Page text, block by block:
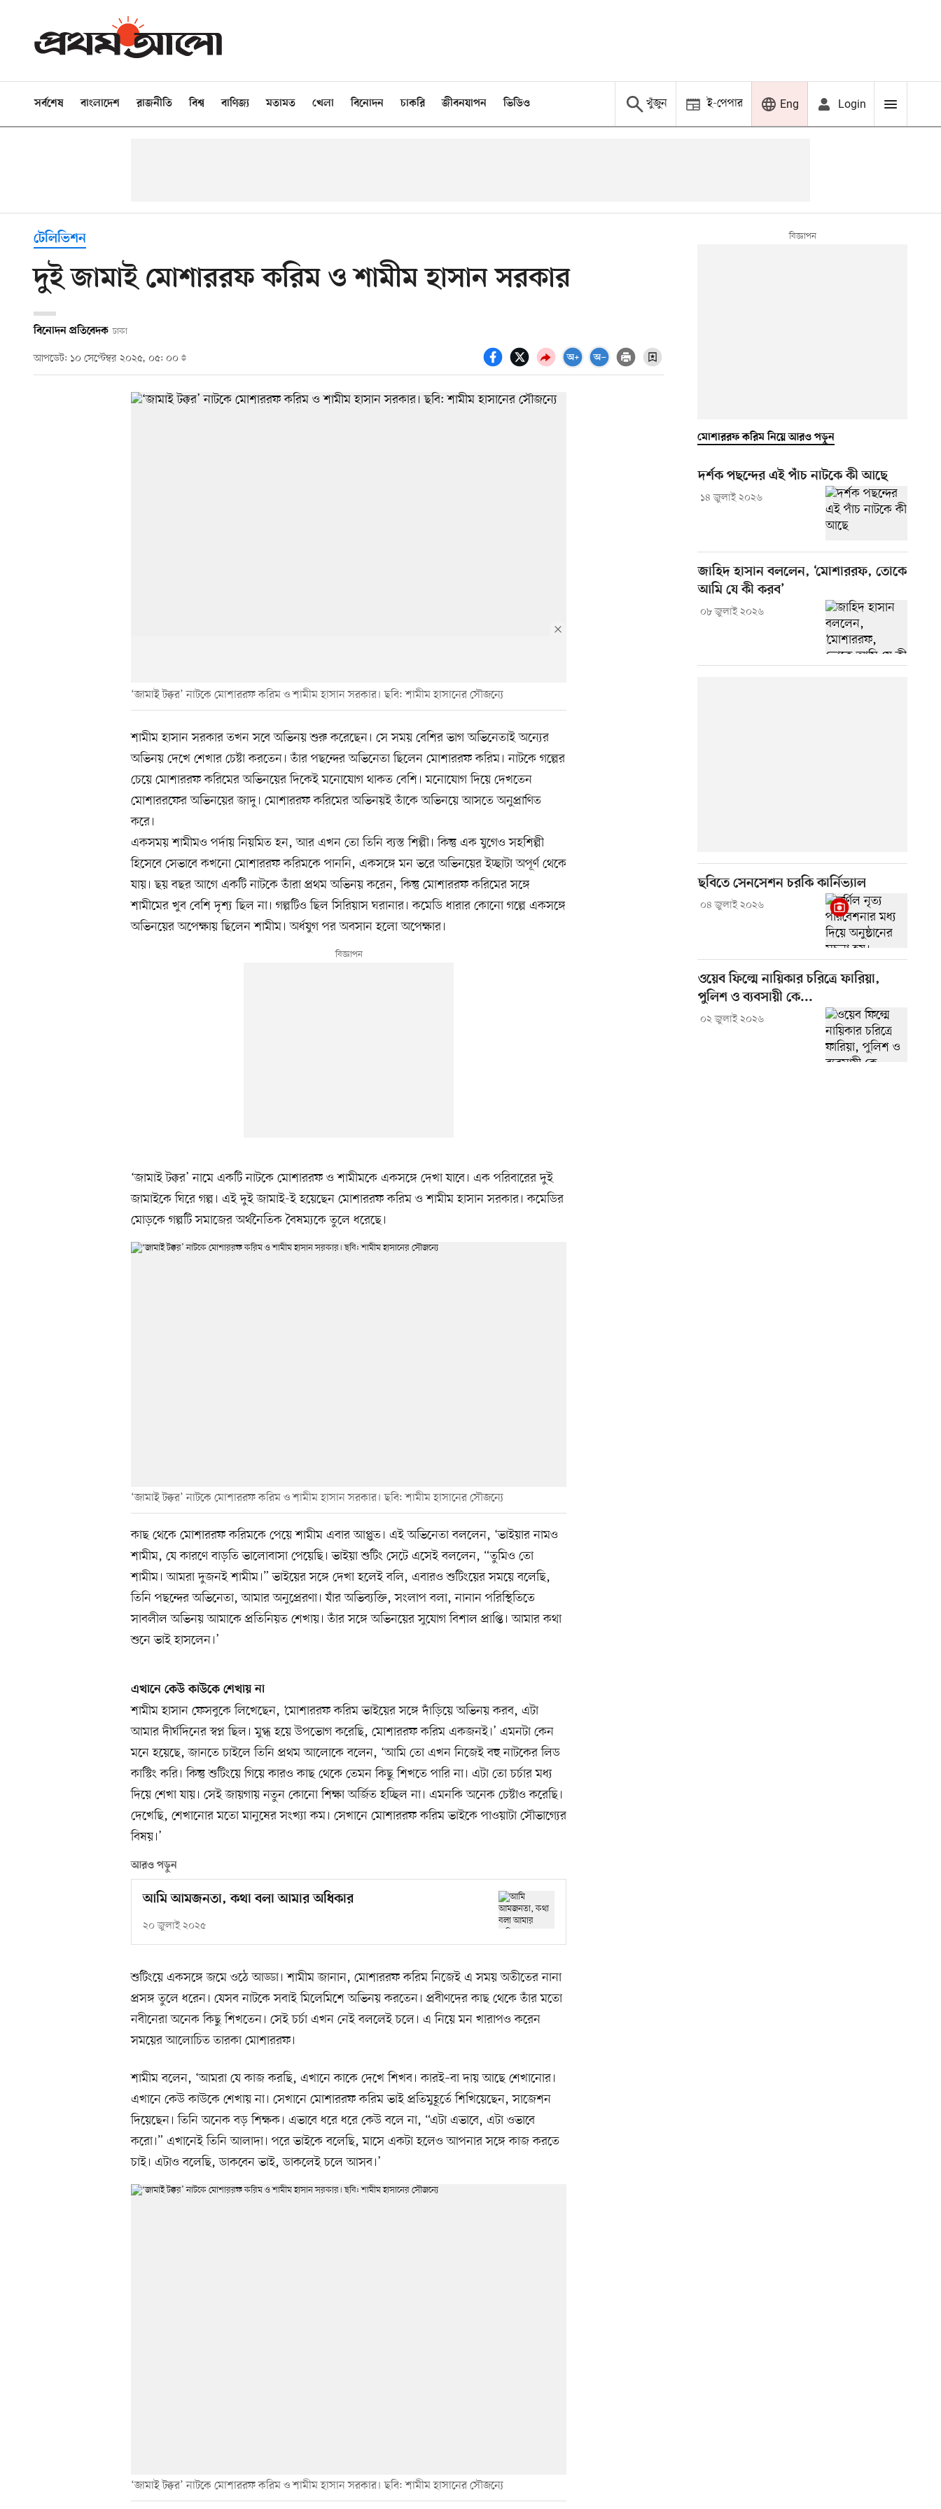
সর্বশেষ বাংলাদেশ রাজনীতি বিশ্ব বাণিজ্য মতামত খেলা বিনোদন চাকরি জীবনযাপন ভিডিও খুঁজুন ই-পেপার Eng Login
টেলিভিশন
দুই জামাই মোশাররফ করিম ও শামীম হাসান সরকার
বিনোদন প্রতিবেদক ঢাকা
আপডেট: ১০ সেপ্টেম্বর ২০২৫, ০৫: ০০
‘জামাই টক্কর’ নাটকে মোশাররফ করিম ও শামীম হাসান সরকার। ছবি: শামীম হাসানের সৌজন্যে
শামীম হাসান সরকার তখন সবে অভিনয় শুরু করেছেন। সে সময় বেশির ভাগ অভিনেতাই অন্যের
অভিনয় দেখে শেখার চেষ্টা করতেন। তাঁর পছন্দের অভিনেতা ছিলেন মোশাররফ করিম। নাটকে গল্পের
চেয়ে মোশাররফ করিমের অভিনয়ের দিকেই মনোযোগ থাকত বেশি। মনোযোগ দিয়ে দেখতেন
মোশাররফের অভিনয়ের জাদু। মোশাররফ করিমের অভিনয়ই তাঁকে অভিনয়ে আসতে অনুপ্রাণিত
করে।
একসময় শামীমও পর্দায় নিয়মিত হন, আর এখন তো তিনি ব্যস্ত শিল্পী। কিন্তু এক যুগেও সহশিল্পী
হিসেবে সেভাবে কখনো মোশাররফ করিমকে পাননি, একসঙ্গে মন ভরে অভিনয়ের ইচ্ছাটা অপূর্ণ থেকে
যায়। ছয় বছর আগে একটি নাটকে তাঁরা প্রথম অভিনয় করেন, কিন্তু মোশাররফ করিমের সঙ্গে
শামীমের খুব বেশি দৃশ্য ছিল না। গল্পটিও ছিল সিরিয়াস ঘরানার। কমেডি ধারার কোনো গল্পে একসঙ্গে
অভিনয়ের অপেক্ষায় ছিলেন শামীম। অর্ধযুগ পর অবসান হলো অপেক্ষার।
‘জামাই টক্কর’ নামে একটি নাটকে মোশাররফ ও শামীমকে একসঙ্গে দেখা যাবে। এক পরিবারের দুই
জামাইকে ঘিরে গল্প। এই দুই জামাই-ই হয়েছেন মোশাররফ করিম ও শামীম হাসান সরকার। কমেডির
মোড়কে গল্পটি সমাজের অর্থনৈতিক বৈষম্যকে তুলে ধরেছে।
‘জামাই টক্কর’ নাটকে মোশাররফ করিম ও শামীম হাসান সরকার। ছবি: শামীম হাসানের সৌজন্যে
কাছ থেকে মোশাররফ করিমকে পেয়ে শামীম এবার আপ্লুত। এই অভিনেতা বললেন, ‘ভাইয়ার নামও
শামীম, যে কারণে বাড়তি ভালোবাসা পেয়েছি। ভাইয়া শুটিং সেটে এসেই বললেন, “তুমিও তো
শামীম। আমরা দুজনই শামীম।” ভাইয়ের সঙ্গে দেখা হলেই বলি, এবারও শুটিংয়ের সময়ে বলেছি,
তিনি পছন্দের অভিনেতা, আমার অনুপ্রেরণা। যাঁর অভিব্যক্তি, সংলাপ বলা, নানান পরিস্থিতিতে
সাবলীল অভিনয় আমাকে প্রতিনিয়ত শেখায়। তাঁর সঙ্গে অভিনয়ের সুযোগ বিশাল প্রাপ্তি। আমার কথা
শুনে ভাই হাসলেন।’
এখানে কেউ কাউকে শেখায় না
শামীম হাসান ফেসবুকে লিখেছেন, ‘মোশাররফ করিম ভাইয়ের সঙ্গে দাঁড়িয়ে অভিনয় করব, এটা
আমার দীর্ঘদিনের স্বপ্ন ছিল। মুগ্ধ হয়ে উপভোগ করেছি, মোশাররফ করিম একজনই।’ এমনটা কেন
মনে হয়েছে, জানতে চাইলে তিনি প্রথম আলোকে বলেন, ‘আমি তো এখন নিজেই বহু নাটকের লিড
কাস্টিং করি। কিন্তু শুটিংয়ে গিয়ে কারও কাছ থেকে তেমন কিছু শিখতে পারি না। এটা তো চর্চার মধ্য
দিয়ে শেখা যায়। সেই জায়গায় নতুন কোনো শিক্ষা অর্জিত হচ্ছিল না। এমনকি অনেক চেষ্টাও করেছি।
দেখেছি, শেখানোর মতো মানুষের সংখ্যা কম। সেখানে মোশাররফ করিম ভাইকে পাওয়াটা সৌভাগ্যের
বিষয়।’
আরও পড়ুন
আমি আমজনতা, কথা বলা আমার অধিকার
২০ জুলাই ২০২৫
শুটিংয়ে একসঙ্গে জমে ওঠে আড্ডা। শামীম জানান, মোশাররফ করিম নিজেই এ সময় অতীতের নানা
প্রসঙ্গ তুলে ধরেন। যেসব নাটকে সবাই মিলেমিশে অভিনয় করতেন। প্রবীণদের কাছ থেকে তাঁর মতো
নবীনেরা অনেক কিছু শিখতেন। সেই চর্চা এখন নেই বললেই চলে। এ নিয়ে মন খারাপও করেন
সময়ের আলোচিত তারকা মোশাররফ।
শামীম বলেন, ‘আমরা যে কাজ করছি, এখানে কাকে দেখে শিখব। কারই–বা দায় আছে শেখানোর।
এখানে কেউ কাউকে শেখায় না। সেখানে মোশাররফ করিম ভাই প্রতিমুহূর্তে শিখিয়েছেন, সাজেশন
দিয়েছেন। তিনি অনেক বড় শিক্ষক। এভাবে ধরে ধরে কেউ বলে না, “এটা এভাবে, এটা ওভাবে
করো।” এখানেই তিনি আলাদা। পরে ভাইকে বলেছি, মাসে একটা হলেও আপনার সঙ্গে কাজ করতে
চাই। এটাও বলেছি, ডাকবেন ভাই, ডাকলেই চলে আসব।’
‘জামাই টক্কর’ নাটকে মোশাররফ করিম ও শামীম হাসান সরকার। ছবি: শামীম হাসানের সৌজন্যে
মোশাররফ করিম নিয়ে আরও পড়ুন
দর্শক পছন্দের এই পাঁচ নাটকে কী আছে
১৪ জুলাই ২০২৬
জাহিদ হাসান বললেন, ‘মোশাররফ, তোকে
আমি যে কী করব’
০৮ জুলাই ২০২৬
ছবিতে সেনসেশন চরকি কার্নিভ্যাল
০৪ জুলাই ২০২৬
ওয়েব ফিল্মে নায়িকার চরিত্রে ফারিয়া,
পুলিশ ও ব্যবসায়ী কে...
০২ জুলাই ২০২৬